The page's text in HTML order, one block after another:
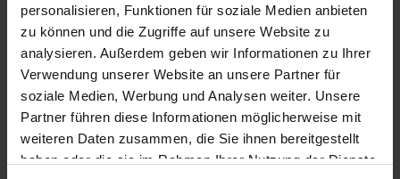
personalisieren, Funktionen für soziale Medien anbieten
zu können und die Zugriffe auf unsere Website zu
analysieren. Außerdem geben wir Informationen zu Ihrer
Verwendung unserer Website an unsere Partner für
soziale Medien, Werbung und Analysen weiter. Unsere
Partner führen diese Informationen möglicherweise mit
weiteren Daten zusammen, die Sie ihnen bereitgestellt
haben oder die sie im Rahmen Ihrer Nutzung der Dienste